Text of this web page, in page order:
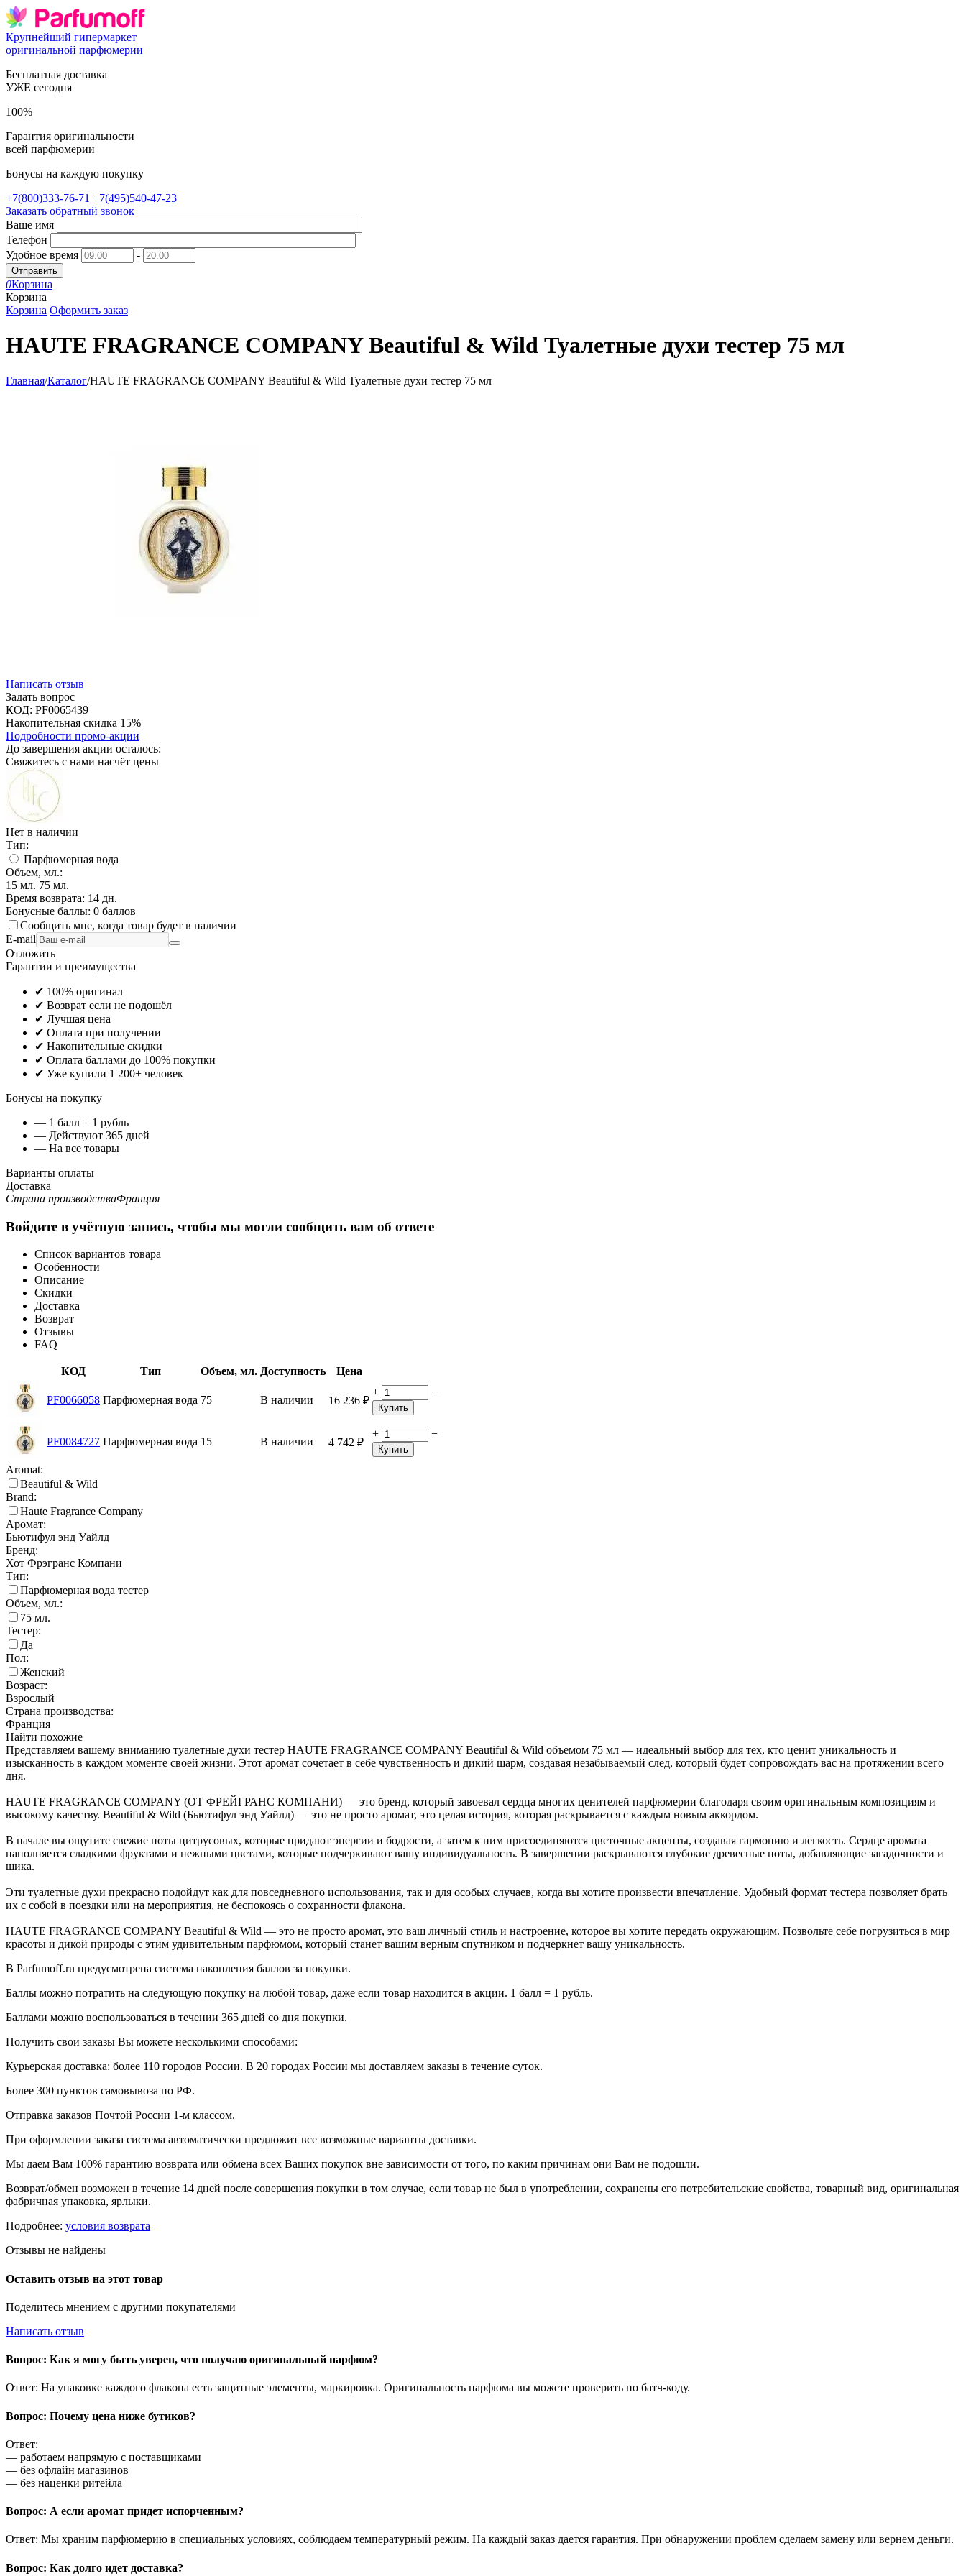
Крупнейший гипермаркет
оригинальной парфюмерии
Бесплатная доставка
УЖЕ сегодня
100%
Гарантия оригинальности
всей парфюмерии
Бонусы на каждую покупку
+7(800)333-76-71 +7(495)540-47-23
Заказать обратный звонок
Ваше имя
Телефон
Удобное время
-
Отправить
0Корзина
Корзина
Корзина Оформить заказ
HAUTE FRAGRANCE COMPANY Beautiful & Wild Туалетные духи тестер 75 мл
Главная/Каталог/HAUTE FRAGRANCE COMPANY Beautiful & Wild Туалетные духи тестер 75 мл
Написать отзыв
Задать вопрос
КОД: PF0065439
Накопительная скидка 15%
Подробности промо-акции
До завершения акции осталось:
Свяжитесь с нами насчёт цены
Нет в наличии
Тип:
Парфюмерная вода
Объем, мл.:
15 мл. 75 мл.
Время возврата: 14 дн.
Бонусные баллы: 0 баллов
Сообщить мне, когда товар будет в наличии
E-mail
Отложить
Гарантии и преимущества
✔ 100% оригинал
✔ Возврат если не подошёл
✔ Лучшая цена
✔ Оплата при получении
✔ Накопительные скидки
✔ Оплата баллами до 100% покупки
✔ Уже купили 1 200+ человек
Бонусы на покупку
— 1 балл = 1 рубль
— Действуют 365 дней
— На все товары
Варианты оплаты
Доставка
Страна производстваФранция
Войдите в учётную запись, чтобы мы могли сообщить вам об ответе
Список вариантов товара
Особенности
Описание
Скидки
Доставка
Возврат
Отзывы
FAQ
КОД Тип Объем, мл. Доступность Цена
PF0066058 Парфюмерная вода 75 В наличии 16 236 ₽
+ −
Купить
PF0084727 Парфюмерная вода 15 В наличии 4 742 ₽
+ −
Купить
Aromat:
Beautiful & Wild
Brand:
Haute Fragrance Company
Аромат:
Бьютифул энд Уайлд
Бренд:
Хот Фрэгранс Компани
Тип:
Парфюмерная вода тестер
Объем, мл.:
75 мл.
Тестер:
Да
Пол:
Женский
Возраст:
Взрослый
Страна производства:
Франция
Найти похожие
Представляем вашему вниманию туалетные духи тестер HAUTE FRAGRANCE COMPANY Beautiful & Wild объемом 75 мл — идеальный выбор для тех, кто ценит уникальность и
изысканность в каждом моменте своей жизни. Этот аромат сочетает в себе чувственность и дикий шарм, создавая незабываемый след, который будет сопровождать вас на протяжении всего
дня.
HAUTE FRAGRANCE COMPANY (ОТ ФРЕЙГРАНС КОМПАНИ) — это бренд, который завоевал сердца многих ценителей парфюмерии благодаря своим оригинальным композициям и
высокому качеству. Beautiful & Wild (Бьютифул энд Уайлд) — это не просто аромат, это целая история, которая раскрывается с каждым новым аккордом.
В начале вы ощутите свежие ноты цитрусовых, которые придают энергии и бодрости, а затем к ним присоединяются цветочные акценты, создавая гармонию и легкость. Сердце аромата
наполняется сладкими фруктами и нежными цветами, которые подчеркивают вашу индивидуальность. В завершении раскрываются глубокие древесные ноты, добавляющие загадочности и
шика.
Эти туалетные духи прекрасно подойдут как для повседневного использования, так и для особых случаев, когда вы хотите произвести впечатление. Удобный формат тестера позволяет брать
их с собой в поездки или на мероприятия, не беспокоясь о сохранности флакона.
HAUTE FRAGRANCE COMPANY Beautiful & Wild — это не просто аромат, это ваш личный стиль и настроение, которое вы хотите передать окружающим. Позвольте себе погрузиться в мир
красоты и дикой природы с этим удивительным парфюмом, который станет вашим верным спутником и подчеркнет вашу уникальность.
В Parfumoff.ru предусмотрена система накопления баллов за покупки.
Баллы можно потратить на следующую покупку на любой товар, даже если товар находится в акции. 1 балл = 1 рубль.
Баллами можно воспользоваться в течении 365 дней со дня покупки.
Получить свои заказы Вы можете несколькими способами:
Курьерская доставка: более 110 городов России. В 20 городах России мы доставляем заказы в течение суток.
Более 300 пунктов самовывоза по РФ.
Отправка заказов Почтой России 1-м классом.
При оформлении заказа система автоматически предложит все возможные варианты доставки.
Мы даем Вам 100% гарантию возврата или обмена всех Ваших покупок вне зависимости от того, по каким причинам они Вам не подошли.
Возврат/обмен возможен в течение 14 дней после совершения покупки в том случае, если товар не был в употреблении, сохранены его потребительские свойства, товарный вид, оригинальная
фабричная упаковка, ярлыки.
Подробнее: условия возврата
Отзывы не найдены
Оставить отзыв на этот товар
Поделитесь мнением с другими покупателями
Написать отзыв
Вопрос: Как я могу быть уверен, что получаю оригинальный парфюм?
Ответ: На упаковке каждого флакона есть защитные элементы, маркировка. Оригинальность парфюма вы можете проверить по батч-коду.
Вопрос: Почему цена ниже бутиков?
Ответ:
— работаем напрямую с поставщиками
— без офлайн магазинов
— без наценки ритейла
Вопрос: А если аромат придет испорченным?
Ответ: Мы храним парфюмерию в специальных условиях, соблюдаем температурный режим. На каждый заказ дается гарантия. При обнаружении проблем сделаем замену или вернем деньги.
Вопрос: Как долго идет доставка?